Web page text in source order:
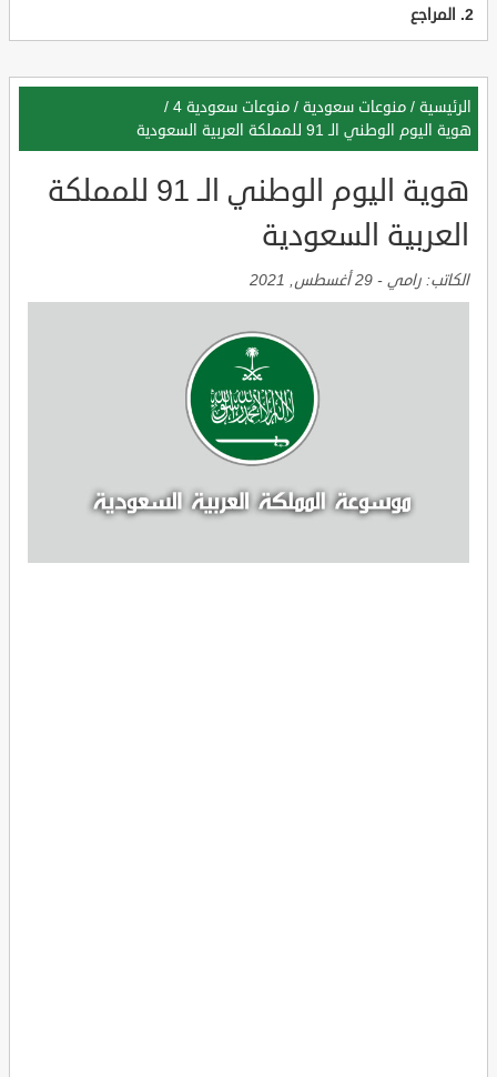
المراجع
الرئيسية / منوعات سعودية / منوعات سعودية 4
/
هوية اليوم الوطني الـ 91 للمملكة العربية السعودية
هوية اليوم الوطني الـ 91 للمملكة
العربية السعودية
الكاتب: رامي - 29 أغسطس, 2021